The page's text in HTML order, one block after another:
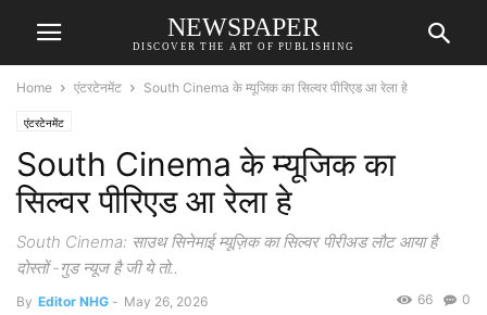
NEWSPAPER
DISCOVER THE ART OF PUBLISHING
Home एंटरटेनमेंट South Cinema के म्यूजिक का सिल्वर पीरिएड आ रेला हे
एंटरटेनमेंट
South Cinema के म्यूजिक का
सिल्वर पीरिएड आ रेला हे
South Cinema: साउथ सिनेमाई म्यूज़िक का सिल्वर पीरीअड लौट आया है
दोस्तों -गुड न्यूज है जी ये तो..
By Editor NHG - May 26, 2026 0
66